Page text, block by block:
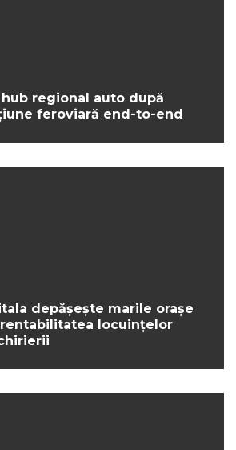
regional auto după
feroviară end-to-end
depășește marile orașe
locuințelor